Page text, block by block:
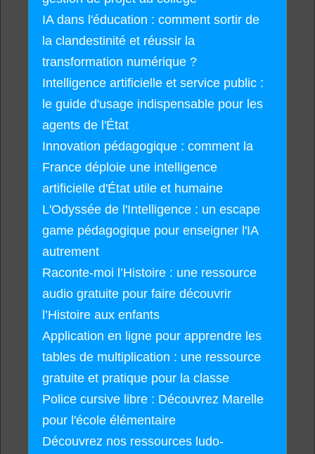
IA dans l'éducation : comment sortir de
la clandestinité et réussir la
transformation numérique ?
Intelligence artificielle et service public :
le guide d'usage indispensable pour les
agents de l'État
Innovation pédagogique : comment la
France déploie une intelligence
artificielle d'État utile et humaine
L'Odyssée de l'Intelligence : un escape
game pédagogique pour enseigner l'IA
autrement
Raconte-moi l’Histoire : une ressource
audio gratuite pour faire découvrir
l’Histoire aux enfants
Application en ligne pour apprendre les
tables de multiplication : une ressource
gratuite et pratique pour la classe
Police cursive libre : Découvrez Marelle
pour l'école élémentaire
Découvrez nos ressources ludo-